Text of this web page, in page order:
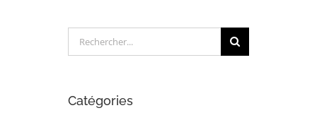
Rechercher:
Catégories